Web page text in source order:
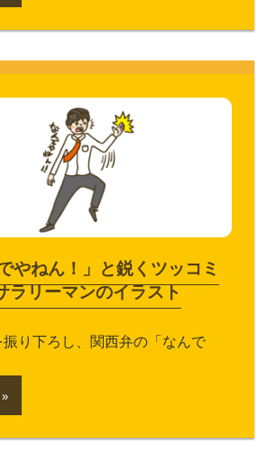
やねん！」と鋭くツッコミ
ラリーマンのイラスト
り下ろし、関西弁の「なんで